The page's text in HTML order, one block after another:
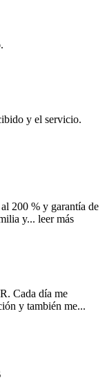
y el servicio.
200 % y garantía de
y... leer más
Cada día me
y también me...